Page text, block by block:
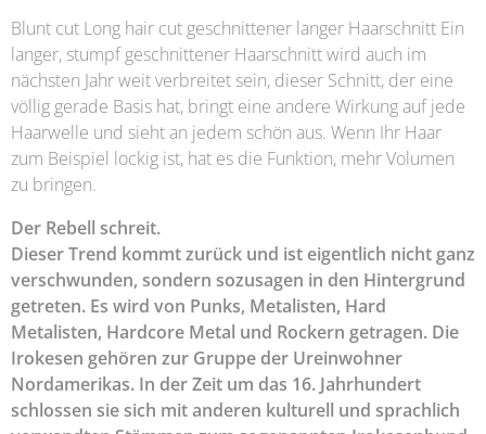
Blunt cut Long hair cut geschnittener langer Haarschnitt Ein
langer, stumpf geschnittener Haarschnitt wird auch im
nächsten Jahr weit verbreitet sein, dieser Schnitt, der eine
völlig gerade Basis hat, bringt eine andere Wirkung auf jede
Haarwelle und sieht an jedem schön aus. Wenn Ihr Haar
zum Beispiel lockig ist, hat es die Funktion, mehr Volumen
zu bringen.
Der Rebell schreit.
Dieser Trend kommt zurück und ist eigentlich nicht ganz
verschwunden, sondern sozusagen in den Hintergrund
getreten. Es wird von Punks, Metalisten, Hard
Metalisten, Hardcore Metal und Rockern getragen. Die
Irokesen gehören zur Gruppe der Ureinwohner
Nordamerikas. In der Zeit um das 16. Jahrhundert
schlossen sie sich mit anderen kulturell und sprachlich